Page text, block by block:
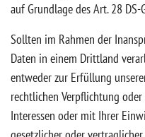
auf Grundlage des Art. 28 DS-
Sollten im Rahmen der
Daten in einem Drittland
entweder zur Erfüllung
rechtlichen Verpflichtung
Interessen oder mit Ihrer